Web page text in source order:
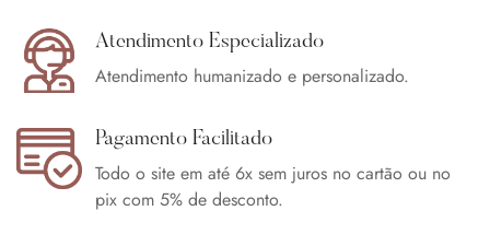
Atendimento Especializado
Atendimento humanizado e personalizado.
Pagamento Facilitado
Todo o site em até 6x sem juros no cartão ou no
pix com 5% de desconto.